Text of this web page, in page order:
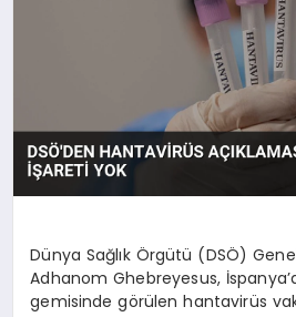
Dünya Sağlık Örgütü (DSÖ)
Adhanom Ghebreyesus,
gemisinde görülen hantavirüs